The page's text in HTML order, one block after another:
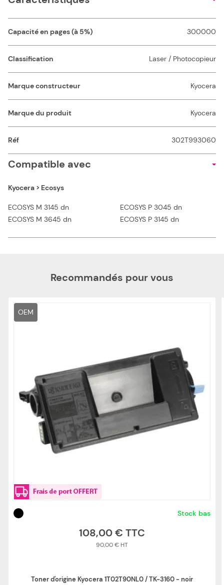
Capacité en pages (à 5%) 300000
Classification Laser / Photocopieur
Marque constructeur Kyocera
Marque du produit Kyocera
Réf 302T993060
Compatible avec
Kyocera > Ecosys
ECOSYS M 3145 dn
ECOSYS M 3645 dn
ECOSYS P 3045 dn
ECOSYS P 3145 dn
Recommandés pour vous
OEM
Stock bas
108,00 €
90,00 €
Toner d'origine Kyocera 1T02T90NL0 / TK-3160 - noir